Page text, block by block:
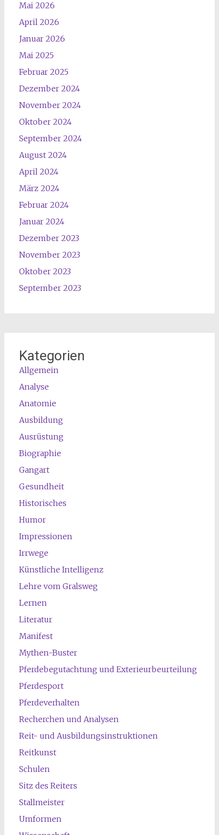
Mai 2026
April 2026
Januar 2026
Mai 2025
Februar 2025
Dezember 2024
November 2024
Oktober 2024
September 2024
August 2024
April 2024
März 2024
Februar 2024
Januar 2024
Dezember 2023
November 2023
Oktober 2023
September 2023
Kategorien
Allgemein
Analyse
Anatomie
Ausbildung
Ausrüstung
Biographie
Gangart
Gesundheit
Historisches
Humor
Impressionen
Irrwege
Künstliche Intelligenz
Lehre vom Gralsweg
Lernen
Literatur
Manifest
Mythen-Buster
Pferdebegutachtung und Exterieurbeurteilung
Pferdesport
Pferdeverhalten
Recherchen und Analysen
Reit- und Ausbildungsinstruktionen
Reitkunst
Schulen
Sitz des Reiters
Stallmeister
Umformen